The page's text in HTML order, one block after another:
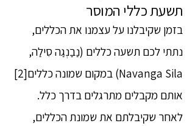
תשעת כללי המוסר
בזמן שקיבלנו על עצמנו את הכללים,
נתתי לכם תשעה כללים (נַבַנְגַה סִילַה,
Navanga Sila) במקום שמונה כללים[2]
אותם מקבלים מתרגלים בדרך כלל.
לאחר שקיבלתם את שמונת הכללים,